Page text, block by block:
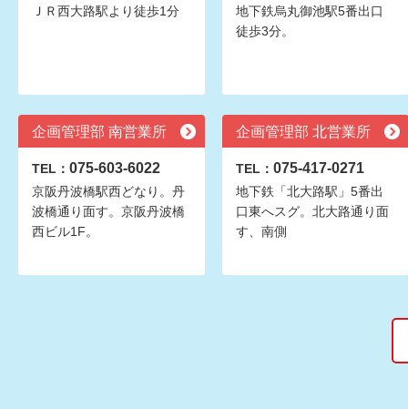
ＪＲ西大路駅より徒歩1分
地下鉄烏丸御池駅5番出口
徒歩3分。
企画管理部 南営業所
TEL： 075-603-6022
京阪丹波橋駅西どなり。丹
波橋通り面す。京阪丹波橋
西ビル1F。
企画管理部 北営業所
TEL： 075-417-0271
地下鉄「北大路駅」5番出
口東へスグ。北大路通り面
す、南側